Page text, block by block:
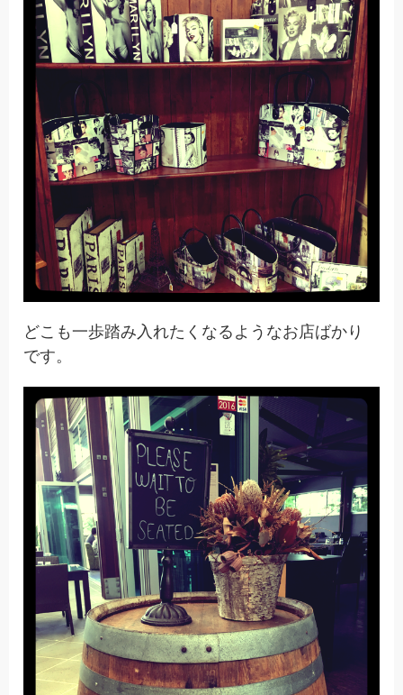
どこも一歩踏み入れたくなるようなお店ばかり
です。